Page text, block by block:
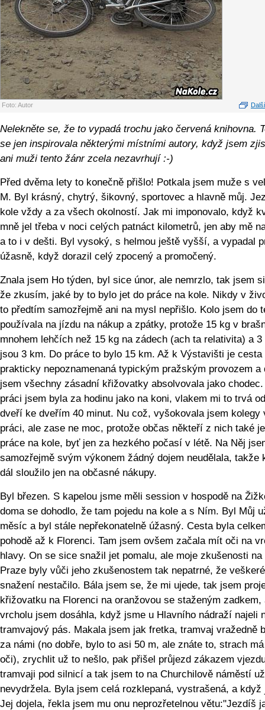
Foto: Autor
Nelekněte se, že to vypadá trochu jako červená knihovna.
se jen inspirovala některými místními autory, když jsem
ani muži tento žánr zcela nezavrhují :-)
Před dvěma lety to konečně přišlo! Potkala jsem muže s
M. Byl krásný, chytrý, šikovný, sportovec a hlavně můj.
kole vždy a za všech okolností. Jak mi imponovalo, když
mně jel třeba v noci celých patnáct kilometrů, jen aby mě
a to i v dešti. Byl vysoký, s helmou ještě vyšší, a vypadal
úžasně, když dorazil celý zpocený a promočený.
Znala jsem Ho týden, byl sice únor, ale nemrzlo, tak jsem
že zkusím, jaké by to bylo jet do práce na kole. Nikdy v
to předtím samozřejmě ani na mysl nepřišlo. Kolo jsem do
používala na jízdu na nákup a zpátky, protože 15 kg v
mnohem lehčích než 15 kg na zádech (ach ta relativita) a 3
jsou 3 km. Do práce to bylo 15 km. Až k Výstavišti je cesta
prakticky nepoznamenaná typickým pražským provozem a
jsem všechny zásadní křižovatky absolvovala jako
práci jsem byla za hodinu jako na koni, vlakem mi to trvá
dveří ke dveřím 40 minut. Nu což, vyšokovala jsem kolegy
práci, ale zase ne moc, protože občas někteří z nich také
práce na kole, byť jen za hezkého počasí v létě. Na Něj
samozřejmě svým výkonem žádný dojem neudělala, takže
dál sloužilo jen na občasné nákupy.
Byl březen. S kapelou jsme měli session v hospodě na
doma se dohodlo, že tam pojedu na kole a s Ním. Byl Můj
měsíc a byl stále nepřekonatelně úžasný. Cesta byla
pohodě až k Florenci. Tam jsem ovšem začala mít oči na
hlavy. On se sice snažil jet pomalu, ale moje zkušenosti na
Praze byly vůči jeho zkušenostem tak nepatrné, že
snažení nestačilo. Bála jsem se, že mi ujede, tak jsem
křižovatku na Florenci na oranžovou se staženým zadkem,
vrcholu jsem dosáhla, když jsme u Hlavního nádraží najeli
tramvajový pás. Makala jsem jak fretka, tramvaj vražedně
za námi (no dobře, bylo to asi 50 m, ale znáte to, strach
oči), zrychlit už to nešlo, pak přišel průjezd zákazem
tramvaji pod silnicí a tak jsem to na Churchilově náměstí už
nevydržela. Byla jsem celá rozklepaná, vystrašená, a když
Jej dojela, řekla jsem mu onu neprozřetelnou větu:"Jezdíš